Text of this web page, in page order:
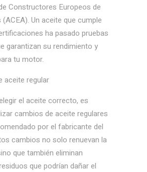
Constructores Europeos de
Un aceite que cumple
ha pasado pruebas
garantizan su rendimiento y
tu motor.
aceite regular
el aceite correcto, es
cambios de aceite regulares
por el fabricante del
cambios no solo renuevan la
que también eliminan
que podrían dañar el